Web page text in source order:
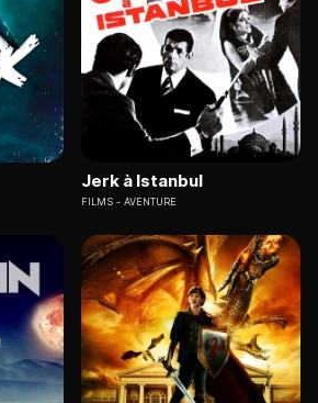
Jerk à Istanbul
FILMS AVENTURE